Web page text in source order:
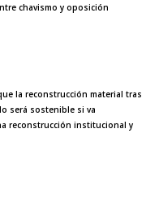
chavismo y oposición
la reconstrucción material tras
será sostenible si va
reconstrucción institucional y